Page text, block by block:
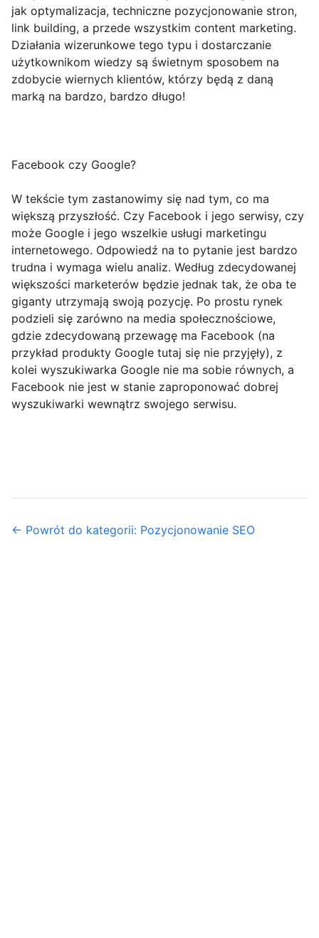
jak optymalizacja, techniczne pozycjonowanie stron,
link building, a przede wszystkim content marketing.
Działania wizerunkowe tego typu i dostarczanie
użytkownikom wiedzy są świetnym sposobem na
zdobycie wiernych klientów, którzy będą z daną
marką na bardzo, bardzo długo!
Facebook czy Google?
W tekście tym zastanowimy się nad tym, co ma
większą przyszłość. Czy Facebook i jego serwisy, czy
może Google i jego wszelkie usługi marketingu
internetowego. Odpowiedź na to pytanie jest bardzo
trudna i wymaga wielu analiz. Według zdecydowanej
większości marketerów będzie jednak tak, że oba te
giganty utrzymają swoją pozycję. Po prostu rynek
podzieli się zarówno na media społecznościowe,
gdzie zdecydowaną przewagę ma Facebook (na
przykład produkty Google tutaj się nie przyjęły), z
kolei wyszukiwarka Google nie ma sobie równych, a
Facebook nie jest w stanie zaproponować dobrej
wyszukiwarki wewnątrz swojego serwisu.
← Powrót do kategorii: Pozycjonowanie SEO